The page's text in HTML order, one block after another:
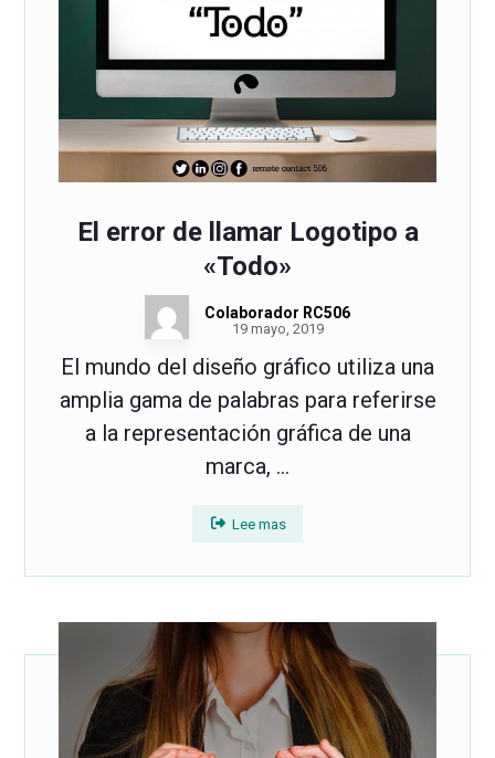
El error de llamar Logotipo a
«Todo»
Colaborador RC506
19 mayo, 2019
El mundo del diseño gráfico utiliza una
amplia gama de palabras para referirse
a la representación gráfica de una
marca, ...
Lee mas